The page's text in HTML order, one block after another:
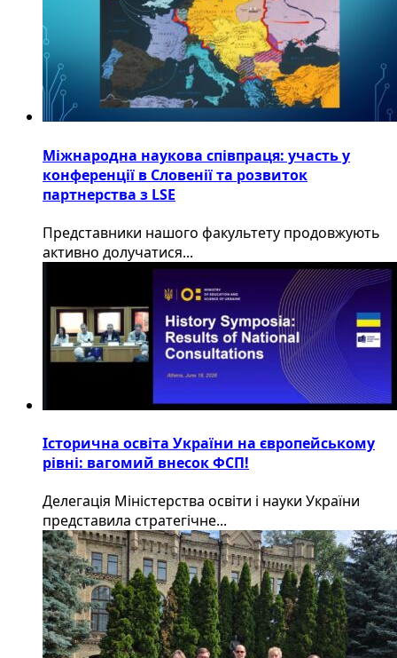
Міжнародна наукова співпраця: участь у
конференції в Словенії та розвиток
партнерства з LSE
​Представники нашого факультету продовжують
активно долучатися...
Історична освіта України на європейському
рівні: вагомий внесок ФСП!
Делегація Міністерства освіти і науки України
представила стратегічне...